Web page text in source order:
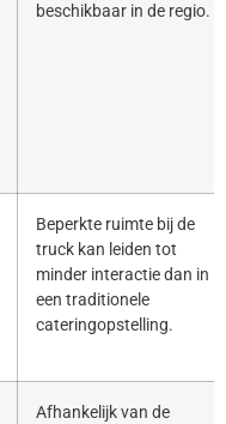
beschikbaar in de regio.
Beperkte ruimte bij de
truck kan leiden tot
minder interactie dan in
een traditionele
cateringopstelling.
Afhankelijk van de